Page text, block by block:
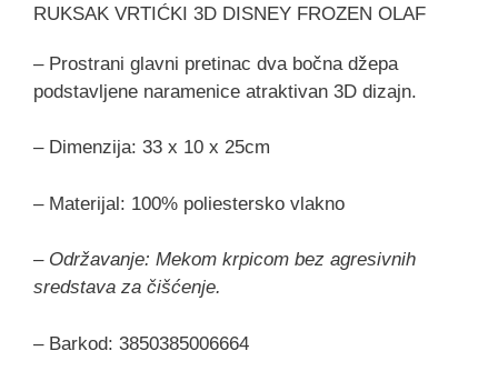
RUKSAK VRTIĆKI 3D DISNEY FROZEN OLAF
– Prostrani glavni pretinac dva bočna džepa
podstavljene naramenice atraktivan 3D dizajn.
– Dimenzija: 33 x 10 x 25cm
– Materijal: 100% poliestersko vlakno
– Održavanje: Mekom krpicom bez agresivnih
sredstava za čišćenje.
– Barkod: 3850385006664